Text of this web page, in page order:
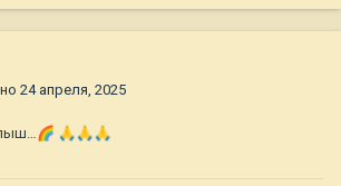
24 апреля, 2025
🌈 🙏 🙏 🙏